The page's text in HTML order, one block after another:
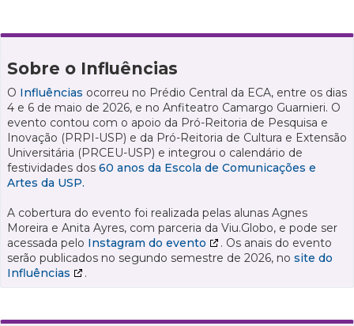
Sobre o Influências
O Influências ocorreu no Prédio Central da ECA, entre os dias
4 e 6 de maio de 2026, e no Anfiteatro Camargo Guarnieri. O
evento contou com o apoio da Pró-Reitoria de Pesquisa e
Inovação (PRPI-USP) e da Pró-Reitoria de Cultura e Extensão
Universitária (PRCEU-USP) e integrou o calendário de
festividades dos 60 anos da Escola de Comunicações e
Artes da USP.
A cobertura do evento foi realizada pelas alunas Agnes
Moreira e Anita Ayres, com parceria da Viu.Globo, e pode ser
acessada pelo Instagram do evento
. Os anais do evento
serão publicados no segundo semestre de 2026, no site do
Influências
.